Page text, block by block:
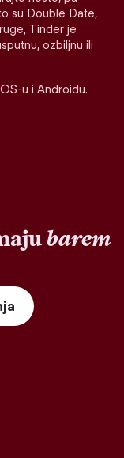
su Double Date,
Tinder je
ozbiljnu ili
u i Androidu.
barem